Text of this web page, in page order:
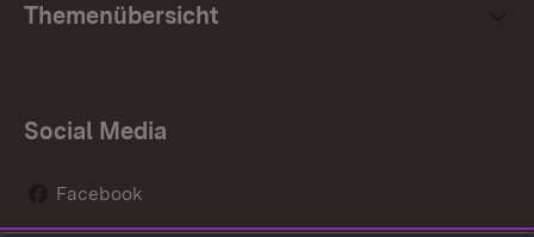
Themenübersicht
Social Media
Facebook